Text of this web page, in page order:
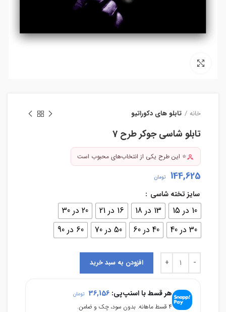
خانه تابلو های دکوراتیو
تابلو شاسی جوکر طرح 7
⭐ این طرح یکی از انتخاب‌های محبوب است
144,625 تومان
سایز تخته شاسی
10 در 15 13 در 18 16 در 21
20 در 30
30 در 40
40 در 60 50 در 70 60 در 90
افزودن به سبد خرید
هر قسط با اسنپ‌پی: 36,156 تومان
۴ قسط ماهانه. بدون سود، چک و ضامن.